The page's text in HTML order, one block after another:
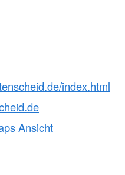
index.html
Ansicht